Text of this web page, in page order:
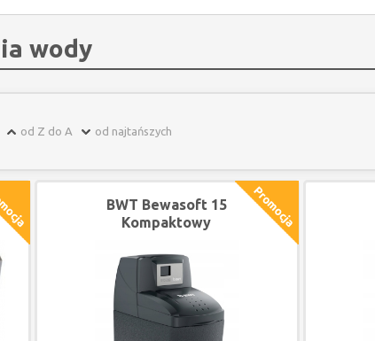
wody
od Z do A
od najtańszych
BWT Bewasoft 15
Kompaktowy
240102447